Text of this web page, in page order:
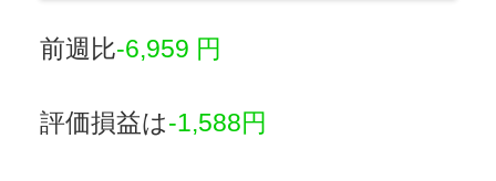
前週比-6,959 円
評価損益は-1,588 円